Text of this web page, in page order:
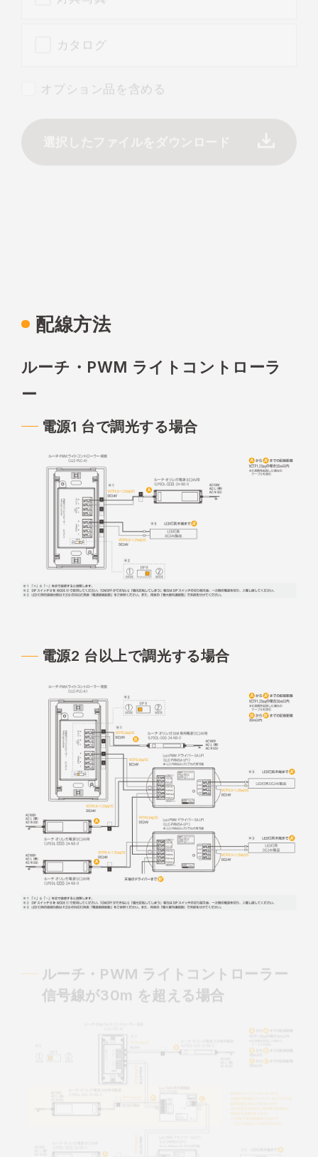
カタログ
オプション品を含める
配線方法
ルーチ・PWM ライトコントローラ
ー
電源1 台で調光する場合
電源2 台以上で調光する場合
ルーチ・PWM ライトコントローラー
信号線が30m を超える場合